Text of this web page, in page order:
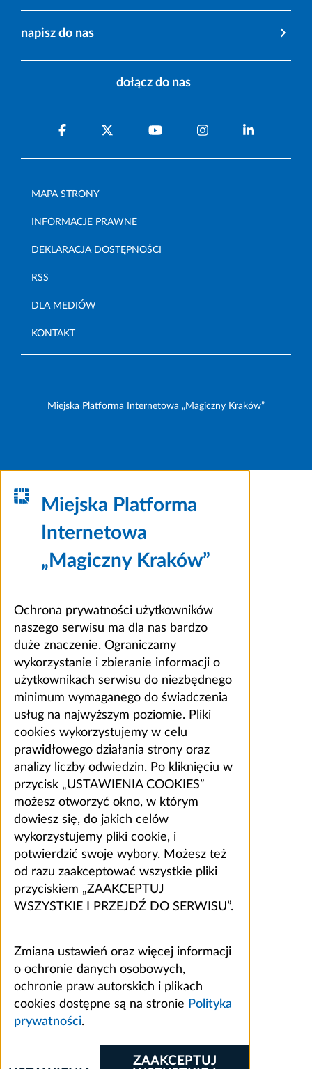
napisz do nas
dołącz do nas
MAPA STRONY
INFORMACJE PRAWNE
DEKLARACJA DOSTĘPNOŚCI
RSS
DLA MEDIÓW
KONTAKT
Miejska Platforma Internetowa „Magiczny Kraków”
Miejska Platforma
Internetowa
„Magiczny Kraków”
Ochrona prywatności użytkowników
naszego serwisu ma dla nas bardzo
duże znaczenie. Ograniczamy
wykorzystanie i zbieranie informacji o
użytkownikach serwisu do niezbędnego
minimum wymaganego do świadczenia
usług na najwyższym poziomie. Pliki
cookies wykorzystujemy w celu
prawidłowego działania strony oraz
analizy liczby odwiedzin. Po kliknięciu w
przycisk „USTAWIENIA COOKIES”
możesz otworzyć okno, w którym
dowiesz się, do jakich celów
wykorzystujemy pliki cookie, i
potwierdzić swoje wybory. Możesz też
od razu zaakceptować wszystkie pliki
przyciskiem „ZAAKCEPTUJ
WSZYSTKIE I PRZEJDŹ DO SERWISU”.
Zmiana ustawień oraz więcej informacji
o ochronie danych osobowych,
ochronie praw autorskich i plikach
cookies dostępne są na stronie Polityka
prywatności.
ZAAKCEPTUJ